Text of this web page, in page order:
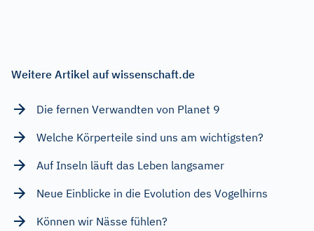
Weitere Artikel auf wissenschaft.de
Die fernen Verwandten von Planet 9
Welche Körperteile sind uns am wichtigsten?
Auf Inseln läuft das Leben langsamer
Neue Einblicke in die Evolution des Vogelhirns
Können wir Nässe fühlen?